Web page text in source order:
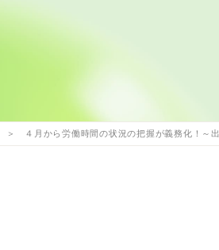
＞ ４月から労働時間の状況の把握が義務化！～